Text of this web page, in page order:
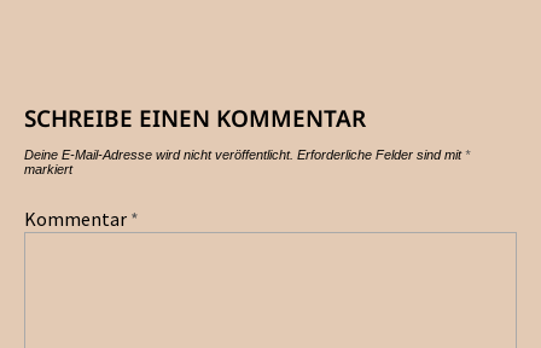
SCHREIBE EINEN KOMMENTAR
Deine E-Mail-Adresse wird nicht veröffentlicht. Erforderliche Felder sind mit*
markiert
Kommentar *